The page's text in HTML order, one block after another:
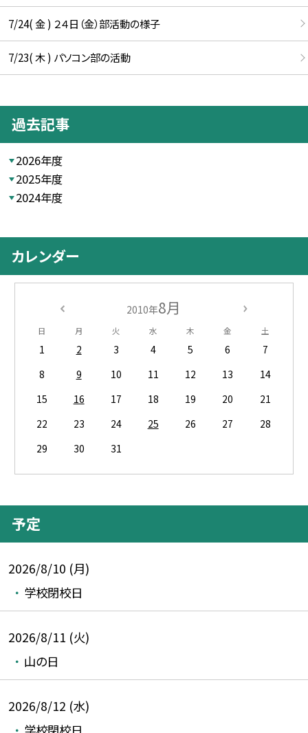
7/24( 金 ) ２４日（金）部活動の様子
7/23( 木 ) パソコン部の活動
過去記事
2026年度
2025年度
2024年度
カレンダー
2010年8月
日 月 火 水 木 金 土
1 2 3 4 5 6
7
8
9 10 11 12 13
14
15
16 17 18 19 20
21
22
23 24 25 26 27
28
29
30 31
予定
2026/8/10 (月)
学校閉校日
2026/8/11 (火)
山の日
2026/8/12 (水)